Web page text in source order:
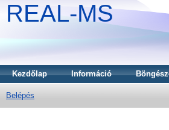
REAL-MS
Kezdőlap Információ
Belépés